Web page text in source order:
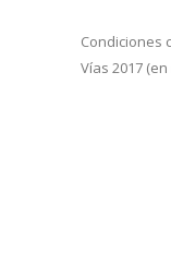
Condiciones
Vías 2017